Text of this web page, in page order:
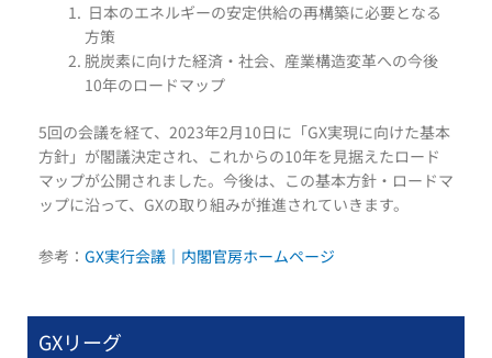
日本のエネルギーの安定供給の再構築に必要となる
方策
脱炭素に向けた経済・社会、産業構造変革への今後
10年のロードマップ
5回の会議を経て、2023年2月10日に「GX実現に向けた基本
方針」が閣議決定され、これからの10年を見据えたロード
マップが公開されました。今後は、この基本方針・ロードマ
ップに沿って、GXの取り組みが推進されていきます。
参考： GX実行会議｜内閣官房ホームページ
GXリーグ